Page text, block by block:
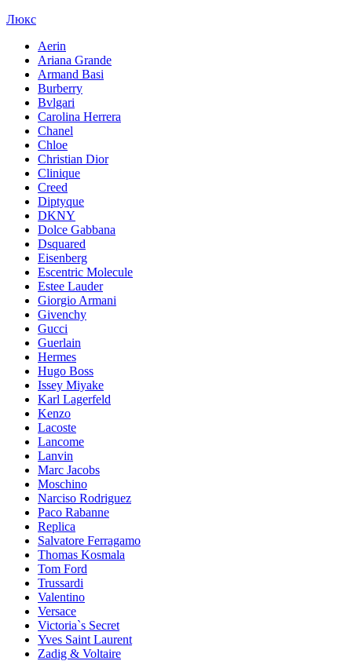
Люкс
Aerin
Ariana Grande
Armand Basi
Burberry
Bvlgari
Carolina Herrera
Chanel
Chloe
Christian Dior
Clinique
Creed
Diptyque
DKNY
Dolce Gabbana
Dsquared
Eisenberg
Escentric Molecule
Estee Lauder
Giorgio Armani
Givenchy
Gucci
Guerlain
Hermes
Hugo Boss
Issey Miyake
Karl Lagerfeld
Kenzo
Lacoste
Lancome
Lanvin
Marc Jacobs
Moschino
Narciso Rodriguez
Paco Rabanne
Replica
Salvatore Ferragamo
Thomas Kosmala
Tom Ford
Trussardi
Valentino
Versace
Victoria`s Secret
Yves Saint Laurent
Zadig & Voltaire